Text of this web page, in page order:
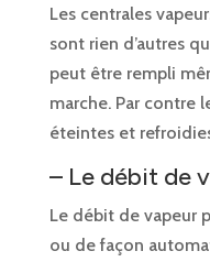
Les centrales
sont rien d’autres
peut être rempli
marche. Par contre
éteintes et
– Le débit de
Le débit de vapeur
ou de façon